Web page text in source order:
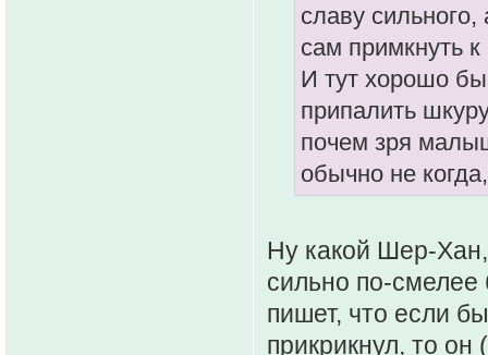
славу
сам примкнуть
И тут хорошо бы
припалить
почем зря
обычно не
Ну какой Шер-
сильно по-смелее
пишет, что если
прикрикнул, то